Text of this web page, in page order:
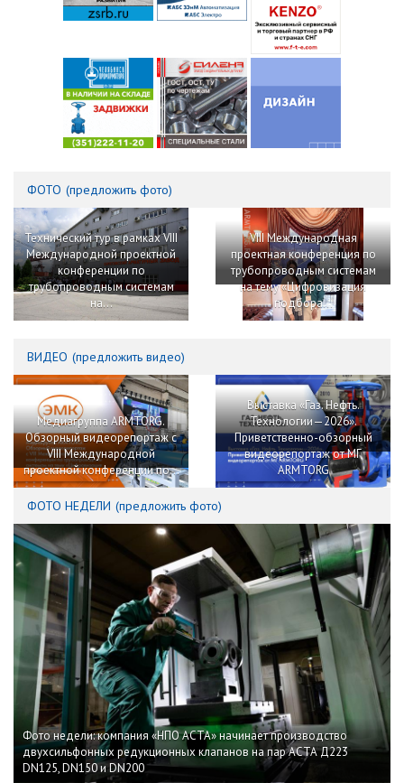
ФОТО (предложить фото)
Технический тур в рамках VIII
Международной проектной
конференции по
трубопроводным системам
на...
VIII Международная
проектная конференция по
трубопроводным системам
на тему «Цифровизация
подбора...
ВИДЕО (предложить видео)
Медиагруппа ARMTORG.
Обзорный видеорепортаж с
VIII Международной
проектной конференции по...
Выставка «Газ. Нефть.
Технологии—2026».
Приветственно-обзорный
видеорепортаж от МГ
ARMTORG
ФОТО НЕДЕЛИ (предложить фото)
Фото недели: компания «НПО АСТА» начинает производство
двухсильфонных редукционных клапанов на пар АСТА Д223
DN125, DN150 и DN200